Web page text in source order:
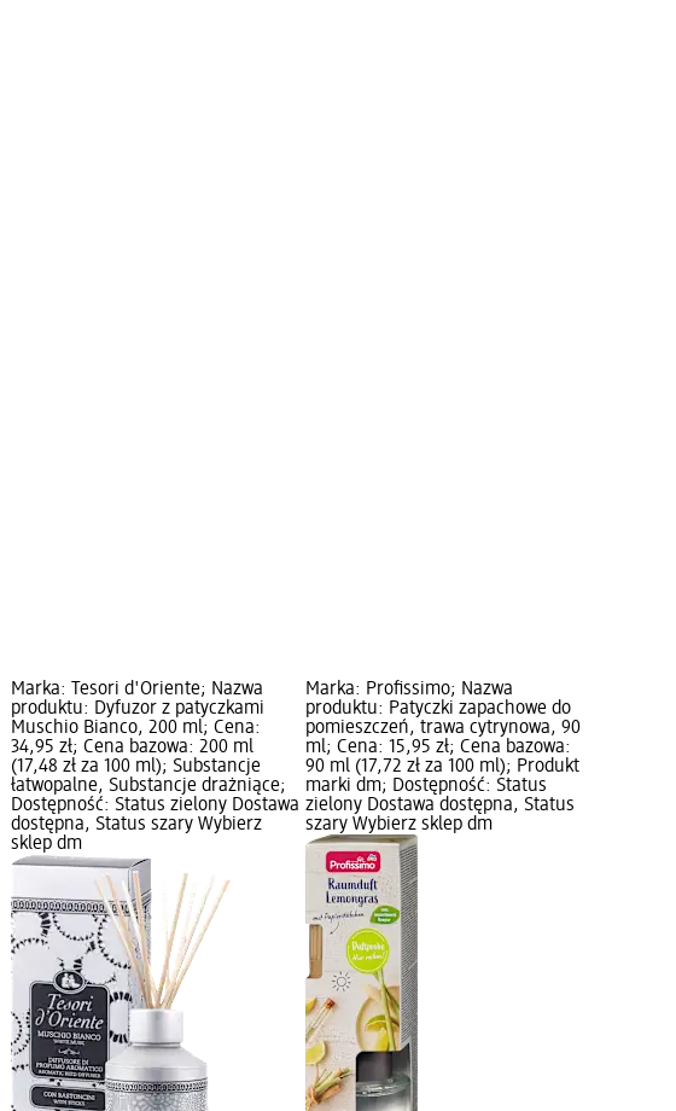
Marka: Tesori d'Oriente; Nazwa
produktu: Dyfuzor z patyczkami
Muschio Bianco, 200 ml; Cena:
34,95 zł; Cena bazowa: 200 ml
(17,48 zł za 100 ml); Substancje
łatwopalne, Substancje drażniące;
Dostępność: Status zielony Dostawa
dostępna, Status szary Wybierz
sklep dm
Marka: Profissimo; Nazwa
produktu: Patyczki zapachowe do
pomieszczeń, trawa cytrynowa, 90
ml; Cena: 15,95 zł; Cena bazowa:
90 ml (17,72 zł za 100 ml); Produkt
marki dm; Dostępność: Status
zielony Dostawa dostępna, Status
szary Wybierz sklep dm